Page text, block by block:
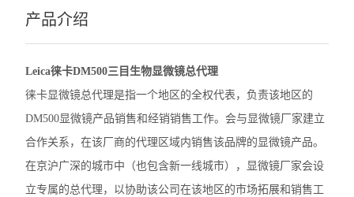
奥林巴斯BX53M金相显微镜
Leica徕卡A60 F体视显微镜
Leica徕卡M165 C体视显微镜
奥林巴斯BX63生物显微镜
产品介绍
Leica徕卡DM500三目生物显微镜总代理
徕卡显微镜总代理是指一个地区的全权代表，负责该地区的
DM500显微镜产品销售和经销销售工作。会与显微镜厂家建立
合作关系，在该厂商的代理区域内销售该品牌的显微镜产品。
在京沪广深的城市中（也包含新一线城市），显微镜厂家会设
立专属的总代理，以协助该公司在该地区的市场拓展和销售工